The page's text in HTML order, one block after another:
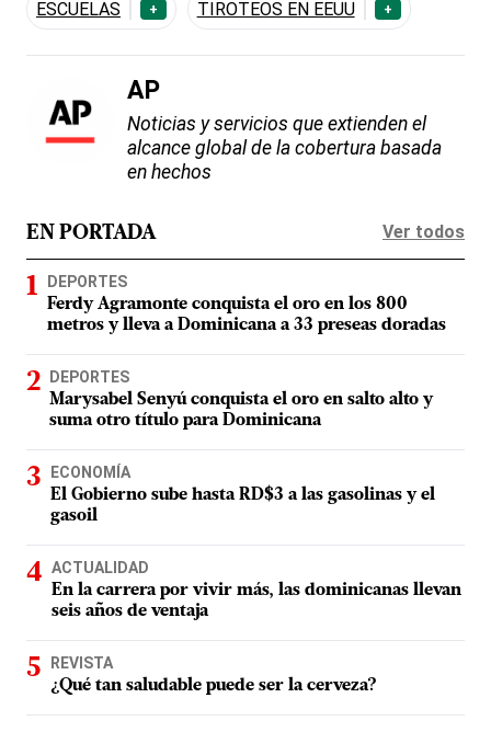
ESCUELAS + TIROTEOS EN EEUU +
AP
Noticias y servicios que extienden el
alcance global de la cobertura basada
en hechos
EN PORTADA Ver todos
DEPORTES
Ferdy Agramonte conquista el oro en los 800
metros y lleva a Dominicana a 33 preseas doradas
DEPORTES
Marysabel Senyú conquista el oro en salto alto y
suma otro título para Dominicana
ECONOMÍA
El Gobierno sube hasta RD$3 a las gasolinas y el
gasoil
ACTUALIDAD
En la carrera por vivir más, las dominicanas llevan
seis años de ventaja
REVISTA
¿Qué tan saludable puede ser la cerveza?